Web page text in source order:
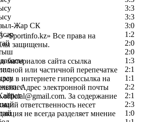
3:3
3:3
Жар СК
3:0
1:2
2:0
2:0
1:3
2:1
1:1
2:2
2:1
2:3
1:0
«Sportinfo.kz» Все права на
защищены.
материалов сайта ссылка
или частичной перепечатке
в интернете гиперссылка на
Адрес электронной почты
За содержание
ответственность несет
не всегда разделяет мнение